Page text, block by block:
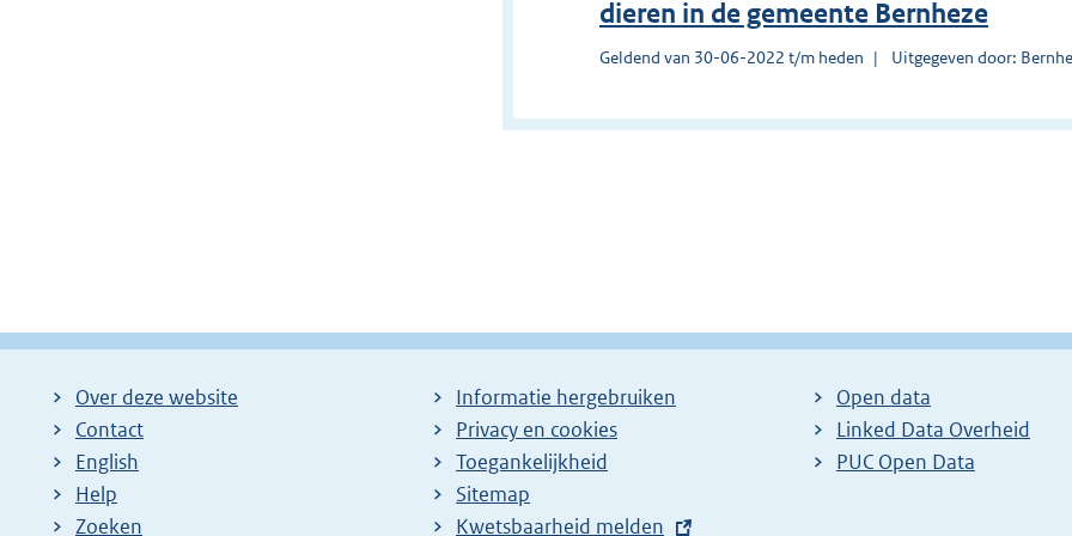
dieren in de gemeente Bernheze
Geldend van 30-06-2022 t/m heden Uitgegeven door:
Over deze website
Contact
English
Help
Zoeken
Informatie hergebruiken
Privacy en cookies
Toegankelijkheid
Sitemap
E
Kwetsbaarheid melden
Open data
Linked Data Overheid
PUC Open Data